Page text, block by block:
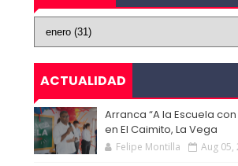
ACTUALIDAD
Arranca “A la Escuela
en El Caimito, La Vega
Felipe Montilla Aug 05,